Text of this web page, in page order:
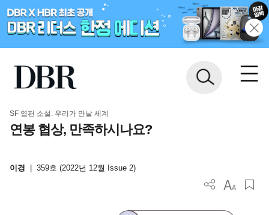
SF 엽편 소설: 우리가 만날 세계
연봉 협상, 만족하시나요?
이경 359호 (2022년 12월 Issue 2)